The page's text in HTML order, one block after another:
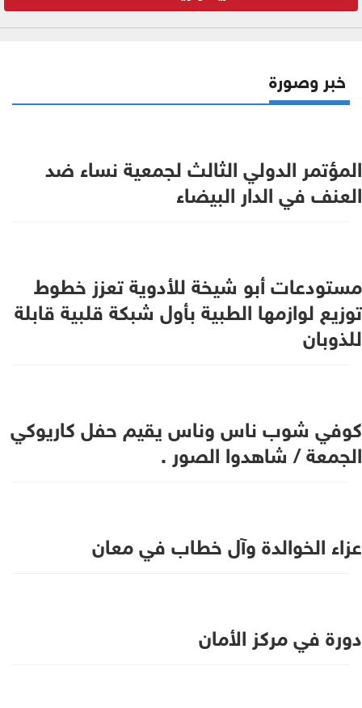
خبر وصورة
المؤتمر الدولي الثالث لجمعية نساء ضد
العنف في الدار البيضاء
مستودعات أبو شيخة للأدوية تعزز خطوط
توزيع لوازمها الطبية بأول شبكة قلبية قابلة
للذوبان
كوفي شوب ناس وناس يقيم حفل كاريوكي
الجمعة / شاهدوا الصور .
عزاء الخوالدة وآل خطاب في معان
دورة في مركز الأمان